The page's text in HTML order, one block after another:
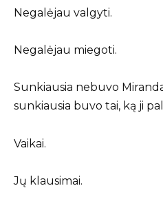
Negalėjau valgyti.
Negalėjau miegoti.
Sunkiausia nebuvo
sunkiausia buvo tai, ką ji
Vaikai.
Jų klausimai.